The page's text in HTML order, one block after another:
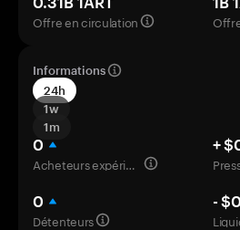
Offre en circulation
Informations
24h
1w
1m
0
Acheteurs expérimentés
+
0
Détenteurs
-